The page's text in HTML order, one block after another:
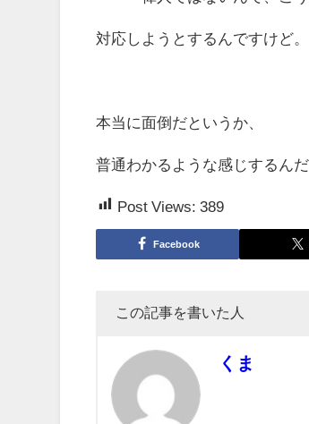
対応しようとするんですけど。
本当に面倒だというか、
普通わかるような感じするんだ
Post Views: 389
Facebook
この記事を書いた人
くま